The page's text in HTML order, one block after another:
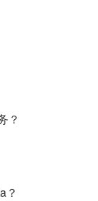
？
？